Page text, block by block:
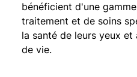
bénéficient d'une
traitement et de soins
la santé de leurs yeux
de vie.